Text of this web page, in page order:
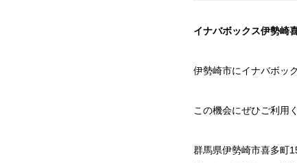
イナバボックス伊勢崎
伊勢崎市にイナバボッ
この機会にぜひご利用
群馬県伊勢崎市喜多町